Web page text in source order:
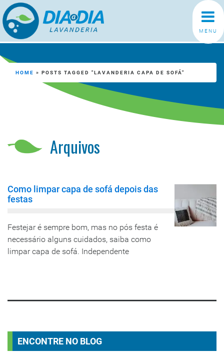
MENU
Arquivos
HOME » POSTS TAGGED "LAVANDERIA CAPA DE SOFÁ"
Como limpar capa de sofá depois das
festas
Festejar é sempre bom, mas no pós festa é
necessário alguns cuidados, saiba como
limpar capa de sofá. Independente
ENCONTRE NO BLOG